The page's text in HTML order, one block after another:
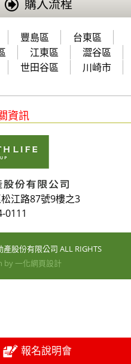
報名說明會
購入流程
豐島區
台東區
江東區
澀谷區
世田谷區
川崎市
資訊
江路87號9樓之3
0111
股份有限公司 ALL RIGHTS
by 一化網頁設計